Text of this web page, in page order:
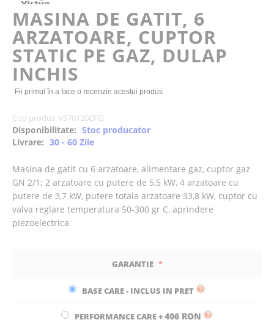
the
images
gallery
MASINA DE GATIT, 6
ARZATOARE, CUPTOR
STATIC PE GAZ, DULAP
INCHIS
Fii primul în a face o recenzie acestui produs
Cod produs VS70120CFG
Disponibilitate: Stoc producator
Livrare: 30 - 60 Zile
Masina de gatit cu 6 arzatoare, alimentare gaz, cuptor gaz
GN 2/1; 2 arzatoare cu putere de 5,5 kW, 4 arzatoare cu
putere de 3,7 kW, putere totala arzatoare 33,8 kW, cuptor cu
valva reglare temperatura 50-300 gr C, aprindere
piezoelectrica
GARANTIE
BASE CARE - INCLUS IN PRET
PERFORMANCE CARE+406 RON